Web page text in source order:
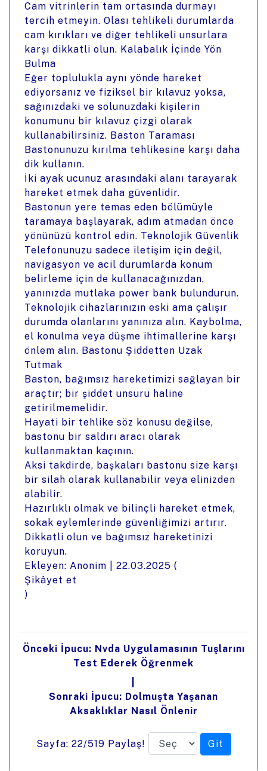
Cam vitrinlerin tam ortasında durmayı
tercih etmeyin. Olası tehlikeli durumlarda
cam kırıkları ve diğer tehlikeli unsurlara
karşı dikkatli olun. Kalabalık İçinde Yön
Bulma
Eğer toplulukla aynı yönde hareket
ediyorsanız ve fiziksel bir kılavuz yoksa,
sağınızdaki ve solunuzdaki kişilerin
konumunu bir kılavuz çizgi olarak
kullanabilirsiniz. Baston Taraması
Bastonunuzu kırılma tehlikesine karşı daha
dik kullanın.
İki ayak ucunuz arasındaki alanı tarayarak
hareket etmek daha güvenlidir.
Bastonun yere temas eden bölümüyle
taramaya başlayarak, adım atmadan önce
yönünüzü kontrol edin. Teknolojik Güvenlik
Telefonunuzu sadece iletişim için değil,
navigasyon ve acil durumlarda konum
belirleme için de kullanacağınızdan,
yanınızda mutlaka power bank bulundurun.
Teknolojik cihazlarınızın eski ama çalışır
durumda olanlarını yanınıza alın. Kaybolma,
el konulma veya düşme ihtimallerine karşı
önlem alın. Bastonu Şiddetten Uzak
Tutmak
Baston, bağımsız hareketimizi sağlayan bir
araçtır; bir şiddet unsuru haline
getirilmemelidir.
Hayati bir tehlike söz konusu değilse,
bastonu bir saldırı aracı olarak
kullanmaktan kaçının.
Aksi takdirde, başkaları bastonu size karşı
bir silah olarak kullanabilir veya elinizden
alabilir.
Hazırlıklı olmak ve bilinçli hareket etmek,
sokak eylemlerinde güvenliğimizi artırır.
Dikkatli olun ve bağımsız hareketinizi
koruyun.
Ekleyen: Anonim | 22.03.2025 (
Şikâyet et
)
Önceki İpucu: Nvda Uygulamasının Tuşlarını
Test Ederek Öğrenmek
Sonraki İpucu: Dolmuşta Yaşanan
Aksaklıklar Nasıl Önlenir
Sayfa: 22/519 Paylaş!